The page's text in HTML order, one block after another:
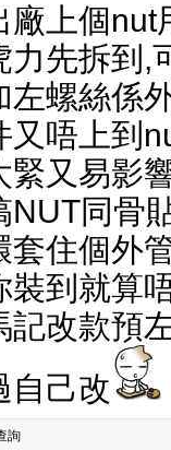
廠上個nut
力先拆到,
左螺絲係
又唔上到
緊又易影
NUT同骨
套住個外
裝到就算
記改款預
自己改
詢